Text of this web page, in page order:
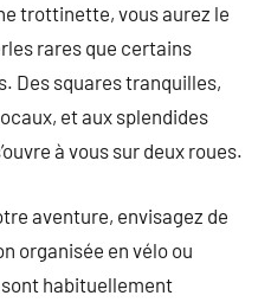
trottinette, vous aurez le
rares que certains
Des squares tranquilles,
et aux splendides
à vous sur deux roues.
aventure, envisagez de
organisée en vélo ou
habituellement